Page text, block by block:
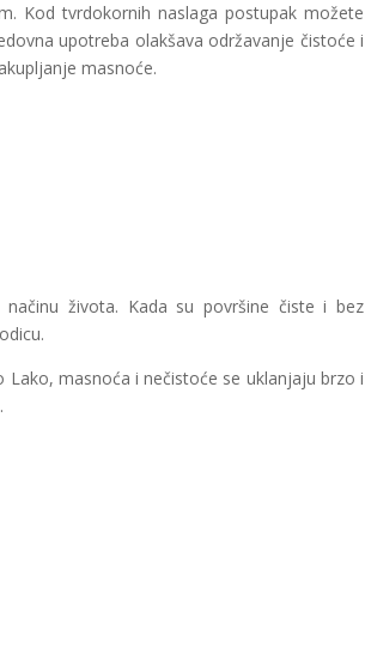
Kod tvrdokornih naslaga postupak možete
upotreba olakšava održavanje čistoće i
masnoće.
života. Kada su površine čiste i bez
masnoća i nečistoće se uklanjaju brzo i